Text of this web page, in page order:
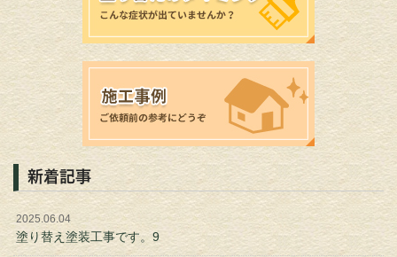
新着記事
2025.06.04
塗り替え塗装工事です。9